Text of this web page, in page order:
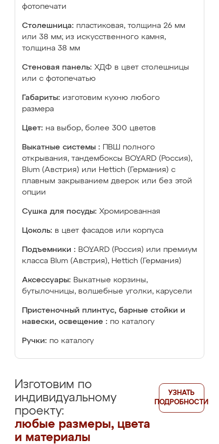
фотопечати
Столешница: пластиковая, толщина 26 мм
или 38 мм; из искусственного камня,
толщина 38 мм
Стеновая панель: ХДФ в цвет столешницы
или с фотопечатью
Габариты: изготовим кухню любого
размера
Цвет: на выбор, более 300 цветов
Выкатные системы :
ПВШ полного
открывания, тандембоксы BOYARD (Россия),
Blum (Австрия) или Hettich (Германия) с
плавным закрыванием дверок или без этой
опции
Сушка для посуды: Хромированная
Цоколь: в цвет фасадов или корпуса
Подъемники : BOYARD (Россия) или премиум
класса Blum (Австрия), Hettich (Германия)
Аксессуары: Выкатные корзины,
бутылочницы, волшебные уголки, карусели
Пристеночный плинтус, барные стойки и
навески, освещение : по каталогу
Ручки: по каталогу
Изготовим по
индивидуальному
проекту:
любые размеры, цвета
и материалы
УЗНАТЬ
ПОДРОБНОСТИ